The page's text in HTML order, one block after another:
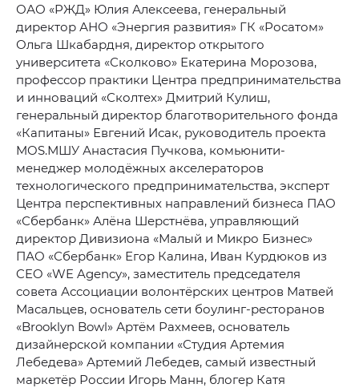
ОАО «РЖД» Юлия Алексеева, генеральный
директор АНО «Энергия развития» ГК «Росатом»
Ольга Шкабардня, директор открытого
университета «Сколково» Екатерина Морозова,
профессор практики Центра предпринимательства
и инноваций «Сколтех» Дмитрий Кулиш,
генеральный директор благотворительного фонда
«Капитаны» Евгений Исак, руководитель проекта
MOS.МШУ Анастасия Пучкова, комьюнити-
менеджер молодёжных акселераторов
технологического предпринимательства, эксперт
Центра перспективных направлений бизнеса ПАО
«Сбербанк» Алёна Шерстнёва, управляющий
директор Дивизиона «Малый и Микро Бизнес»
ПАО «Сбербанк» Егор Калина, Иван Курдюков из
CEO «WE Agency», заместитель председателя
совета Ассоциации волонтёрских центров Матвей
Масальцев, основатель сети боулинг-ресторанов
«Brooklyn Bowl» Артём Рахмеев, основатель
дизайнерской компании «Студия Артемия
Лебедева» Артемий Лебедев, самый известный
маркетёр России Игорь Манн, блогер Катя